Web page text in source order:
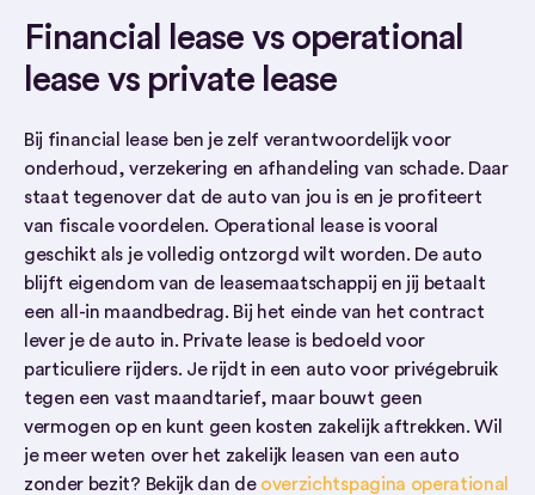
Financial lease vs operational
lease vs private lease
Bij financial lease ben je zelf verantwoordelijk voor
onderhoud, verzekering en afhandeling van schade. Daar
staat tegenover dat de auto van jou is en je profiteert
van fiscale voordelen. Operational lease is vooral
geschikt als je volledig ontzorgd wilt worden. De auto
blijft eigendom van de leasemaatschappij en jij betaalt
een all-in maandbedrag. Bij het einde van het contract
lever je de auto in. Private lease is bedoeld voor
particuliere rijders. Je rijdt in een auto voor privégebruik
tegen een vast maandtarief, maar bouwt geen
vermogen op en kunt geen kosten zakelijk aftrekken. Wil
je meer weten over het zakelijk leasen van een auto
zonder bezit? Bekijk dan de overzichtspagina operational